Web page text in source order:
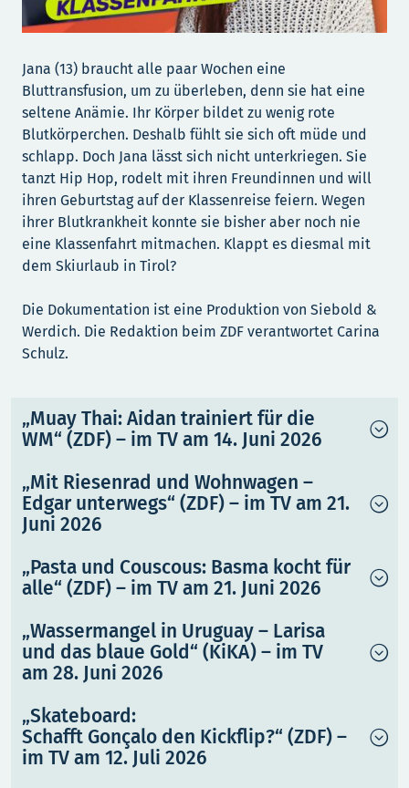
Jana (13) braucht alle paar Wochen eine
Bluttransfusion, um zu überleben, denn sie hat eine
seltene Anämie. Ihr Körper bildet zu wenig rote
Blutkörperchen. Deshalb fühlt sie sich oft müde und
schlapp. Doch Jana lässt sich nicht unterkriegen. Sie
tanzt Hip Hop, rodelt mit ihren Freundinnen und will
ihren Geburtstag auf der Klassenreise feiern. Wegen
ihrer Blutkrankheit konnte sie bisher aber noch nie
eine Klassenfahrt mitmachen. Klappt es diesmal mit
dem Skiurlaub in Tirol?
Die Dokumentation ist eine Produktion von Siebold &
Werdich. Die Redaktion beim ZDF verantwortet Carina
Schulz.
„Muay Thai: Aidan trainiert für die
WM“ (ZDF) – im TV am 14. Juni 2026
„Mit Riesenrad und Wohnwagen –
Edgar unterwegs“ (ZDF) – im TV am 21.
Juni 2026
„Pasta und Couscous: Basma kocht für
alle“ (ZDF) – im TV am 21. Juni 2026
„Wassermangel in Uruguay – Larisa
und das blaue Gold“ (KiKA) – im TV
am 28. Juni 2026
„Skateboard:
Schafft Gonçalo den Kickflip?“ (ZDF) –
im TV am 12. Juli 2026